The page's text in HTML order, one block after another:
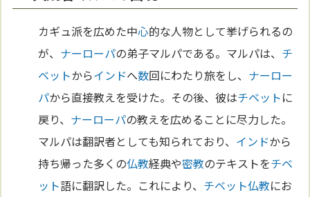
カギュ派を広めた中心的な人物として挙げられるの
が、 ナーローパの弟子マルパである。マルパは、 チ
ベットからインドへ数回にわたり旅をし、 ナーロー
パから直接教えを受けた。その後、彼はチベットに
戻り、 ナーローパの教えを広めることに尽力した。
マルパは翻訳者としても知られており、 インドから
持ち帰った多くの仏教経典や密教のテキストをチベ
ット語に翻訳した。これにより、 チベット仏教にお